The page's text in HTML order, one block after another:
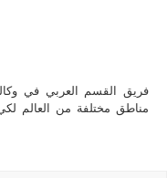
فريق القسم العربي في
مناطق مختلفة من العالم